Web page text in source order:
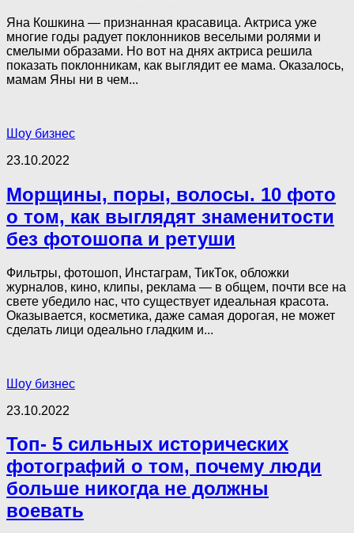
Яна Кошкина — признанная красавица. Актриса уже
многие годы радует поклонников веселыми ролями и
смелыми образами. Но вот на днях актриса решила
показать поклонникам, как выглядит ее мама. Оказалось,
мамам Яны ни в чем...
Шоу бизнес
23.10.2022
Морщины, поры, волосы. 10 фото
о том, как выглядят знаменитости
без фотошопа и ретуши
Фильтры, фотошоп, Инстаграм, ТикТок, обложки
журналов, кино, клипы, реклама — в общем, почти все на
свете убедило нас, что существует идеальная красота.
Оказывается, косметика, даже самая дорогая, не может
сделать лици одеально гладким и...
Шоу бизнес
23.10.2022
Топ- 5 сильных исторических
фотографий о том, почему люди
больше никогда не должны
воевать